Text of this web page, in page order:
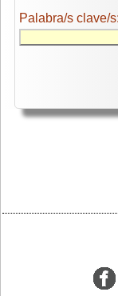
Palabra/s clave/s: